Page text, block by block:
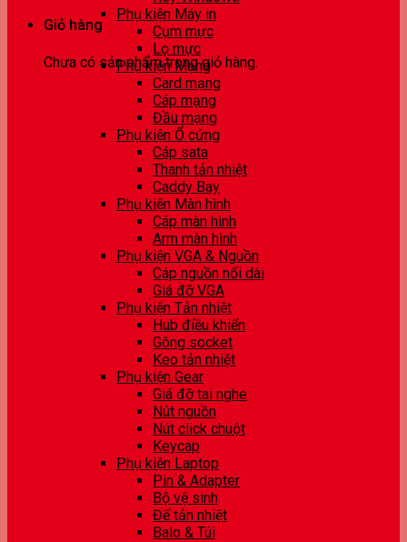
Giỏ hàng
Chưa có sản phẩm trong giỏ hàng.
Phụ kiện Máy in
Cụm mực
Lọ mực
Phụ kiện Mạng
Card mạng
Cáp mạng
Đầu mạng
Phụ kiện Ổ cứng
Cáp sata
Thanh tản nhiệt
Caddy Bay
Phụ kiện Màn hình
Cáp màn hình
Arm màn hình
Phụ kiện VGA & Nguồn
Cáp nguồn nối dài
Giá đỡ VGA
Phụ kiện Tản nhiệt
Hub điều khiển
Gông socket
Keo tản nhiệt
Phụ kiện Gear
Giá đỡ tai nghe
Nút nguồn
Nút click chuột
Keycap
Phụ kiện Laptop
Pin & Adapter
Bộ vệ sinh
Đế tản nhiệt
Balo & Túi